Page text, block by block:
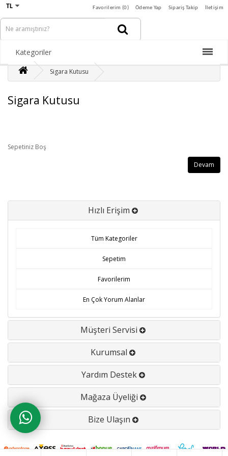
TL Favorilerim (0) Ödeme Yap Sipariş Takip İletişim
Kategoriler
Sigara Kutusu
Sigara Kutusu
Sepetiniz Boş
Devam
Hızlı Erişim
Tüm Kategoriler
Sepetim
Favorilerim
En Çok Yorum Alanlar
Müşteri Servisi
Kurumsal
Yardım Destek
Mağaza Üyeliği
Bize Ulaşın